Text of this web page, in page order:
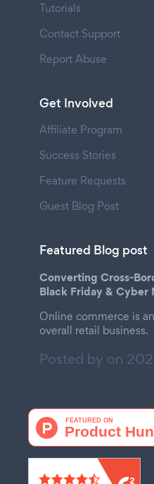
Tutorials
Contact Support
Report Abuse
Get Involved
Affiliate Program
Success Stories
Feature Requests
Guest Blog Post
Featured Blog post
Converting Cross-
Black Friday & Cyber
Online commerce is
overall retail business.
Posted by on